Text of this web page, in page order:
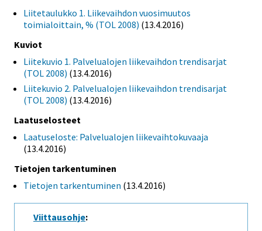
Liitetaulukko 1. Liikevaihdon vuosimuutos
toimialoittain, % (TOL 2008) (13.4.2016)
Kuviot
Liitekuvio 1. Palvelualojen liikevaihdon trendisarjat
(TOL 2008) (13.4.2016)
Liitekuvio 2. Palvelualojen liikevaihdon trendisarjat
(TOL 2008) (13.4.2016)
Laatuselosteet
Laatuseloste: Palvelualojen liikevaihtokuvaaja
(13.4.2016)
Tietojen tarkentuminen
Tietojen tarkentuminen (13.4.2016)
Viittausohje: